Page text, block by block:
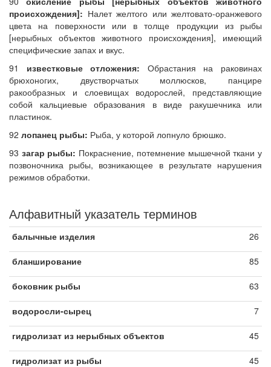
происхождения]: Налет желтого или желтовато-оранжевого
цвета на поверхности или в толще продукции из рыбы
[нерыбных объектов животного происхождения], имеющий
специфические запах и вкус.
91 известковые отложения: Обрастания на раковинах
брюхоногих, двустворчатых моллюсков, панцире
ракообразных и слоевищах водорослей, представляющие
собой кальциевые образования в виде ракушечника или
пластинок.
92 лопанец рыбы: Рыба, у которой лопнуло брюшко.
93 загар рыбы: Покраснение, потемнение мышечной ткани у
позвоночника рыбы, возникающее в результате нарушения
режимов обработки.
Алфавитный указатель терминов
балычные изделия 26
бланширование 85
боковник рыбы 63
водоросли-сырец 7
гидролизат из нерыбных объектов 45
гидролизат из рыбы 45